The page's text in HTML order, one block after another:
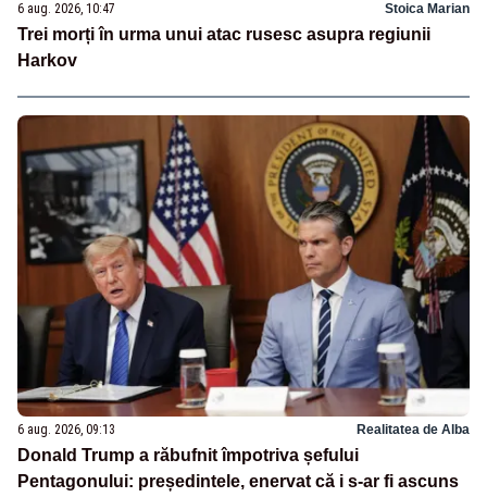
6 aug. 2026, 10:47 Stoica Marian
Trei morți în urma unui atac rusesc asupra regiunii
Harkov
6 aug. 2026, 09:13 Realitatea de Alba
Donald Trump a răbufnit împotriva șefului
Pentagonului: președintele, enervat că i s-ar fi ascuns